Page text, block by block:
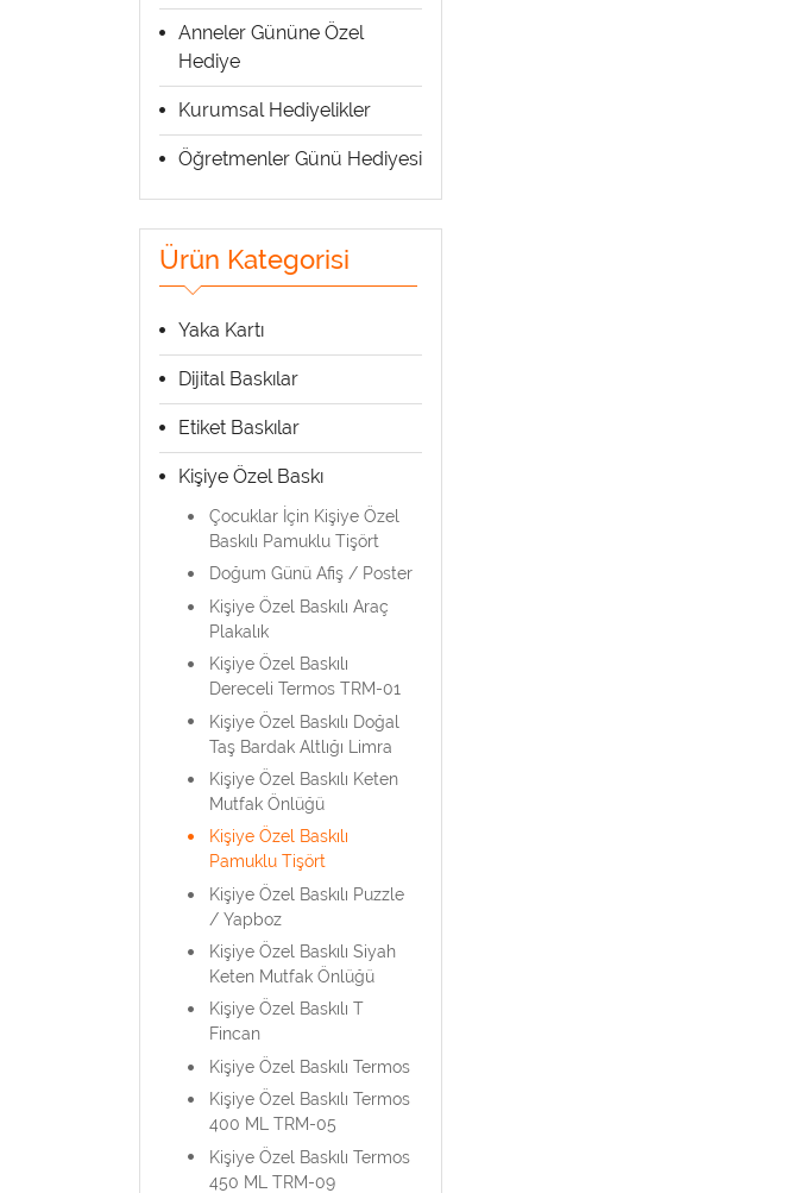
Anneler Gününe Özel
Hediye
Kurumsal Hediyelikler
Öğretmenler Günü Hediyesi
Ürün Kategorisi
Yaka Kartı
Dijital Baskılar
Etiket Baskılar
Kişiye Özel Baskı
Çocuklar İçin Kişiye Özel
Baskılı Pamuklu Tişört
Doğum Günü Afiş / Poster
Kişiye Özel Baskılı Araç
Plakalık
Kişiye Özel Baskılı
Dereceli Termos TRM-01
Kişiye Özel Baskılı Doğal
Taş Bardak Altlığı Limra
Kişiye Özel Baskılı Keten
Mutfak Önlüğü
Kişiye Özel Baskılı
Pamuklu Tişört
Kişiye Özel Baskılı Puzzle
/ Yapboz
Kişiye Özel Baskılı Siyah
Keten Mutfak Önlüğü
Kişiye Özel Baskılı T
Fincan
Kişiye Özel Baskılı Termos
Kişiye Özel Baskılı Termos
400 ML TRM-05
Kişiye Özel Baskılı Termos
450 ML TRM-09